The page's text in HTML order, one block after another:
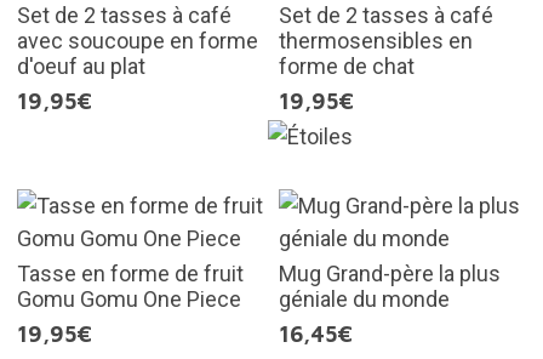
Set de 2 tasses à café
avec soucoupe en forme
d'oeuf au plat
19,95€
Set de 2 tasses à café
thermosensibles en
forme de chat
19,95€
Tasse en forme de fruit
Gomu Gomu One Piece
19,95€
Mug Grand-père la plus
géniale du monde
16,45€